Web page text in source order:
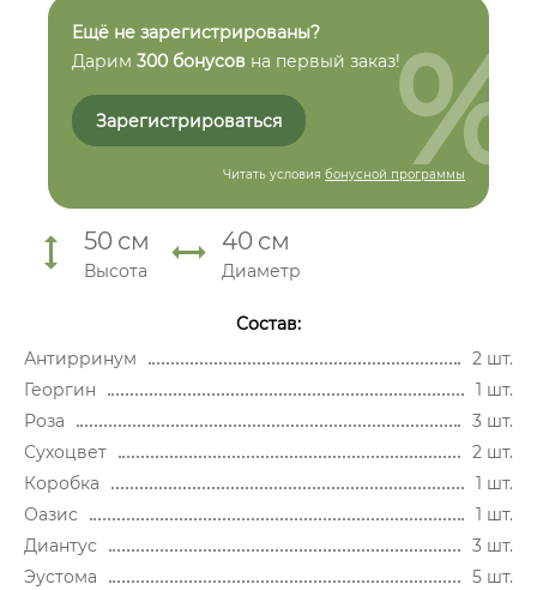
Ещё не зарегистрированы?
Дарим 300 бонусов на первый заказ!
Зарегистрироваться
Читать условия бонусной программы
%
50 см
Высота
40 см
Диаметр
Состав:
Антирринум
2 шт.
Георгин
1 шт.
Роза
3 шт.
Сухоцвет
2 шт.
Коробка
1 шт.
Оазис
1 шт.
Диантус
3 шт.
Эустома
5 шт.